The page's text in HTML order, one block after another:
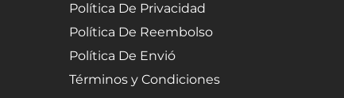
Política De Privacidad
Política De Reembolso
Política De Envió
Términos y Condiciones